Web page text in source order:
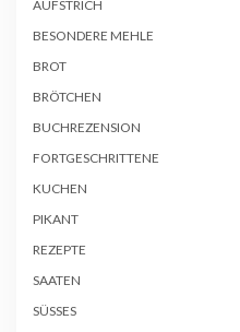
AUFSTRICH
BESONDERE MEHLE
BROT
BRÖTCHEN
BUCHREZENSION
FORTGESCHRITTENE
KUCHEN
PIKANT
REZEPTE
SAATEN
SÜSSES